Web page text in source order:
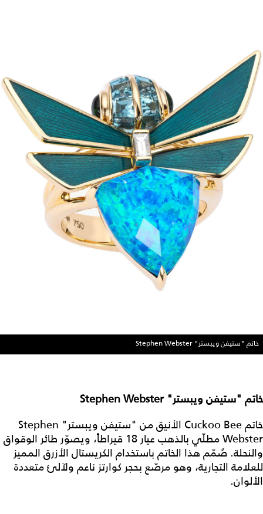
خاتم "ستيفن ويبستر" Stephen Webster
خاتم "ستيفن ويبستر" Stephen Webster
خاتم Cuckoo Bee الأنيق من "ستيفن ويبستر" Stephen
Webster مطلّي بالذهب عيار 18 قيراطاً، ويصوّر طائر الوقواق
والنحلة. صُمّم هذا الخاتم باستخدام الكريستال الأزرق المميز
للعلامة التجارية، وهو مرصّع بحجر كوارتز ناعم ولآلئ متعددة
الألوان.